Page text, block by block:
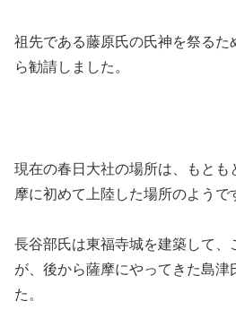
祖先である藤原氏の氏神を祭るた
ら勧請しました。
現在の春日大社の場所は、もとも
摩に初めて上陸した場所のようで
長谷部氏は東福寺城を建築して、
が、後から薩摩にやってきた島津
た。